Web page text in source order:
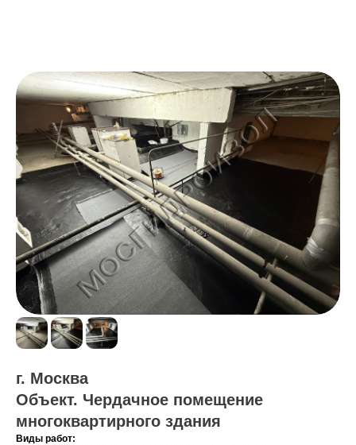
г. Москва
Объект. Чердачное помещение
многоквартирного здания
Виды работ: